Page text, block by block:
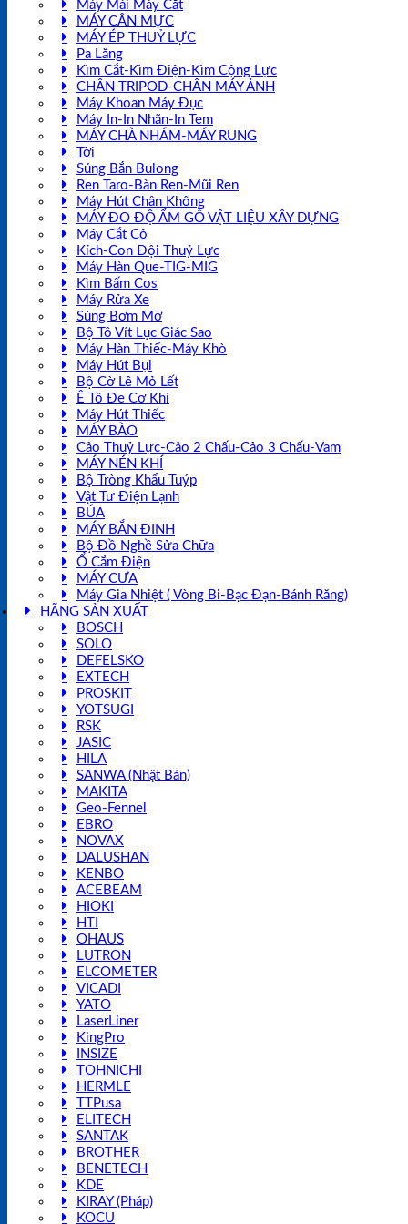
Máy Mài Máy Cắt
MÁY CÂN MỰC
MÁY ÉP THUỶ LỰC
Pa Lăng
Kìm Cắt-Kìm Điện-Kìm Cộng Lực
CHÂN TRIPOD-CHÂN MÁY ẢNH
Máy Khoan Máy Đục
Máy In-In Nhãn-In Tem
MÁY CHÀ NHÁM-MÁY RUNG
Tời
Súng Bắn Bulong
Ren Taro-Bàn Ren-Mũi Ren
Máy Hút Chân Không
MÁY ĐO ĐỘ ẨM GỖ VẬT LIỆU XÂY DỰNG
Máy Cắt Cỏ
Kích-Con Đội Thuỷ Lực
Máy Hàn Que-TIG-MIG
Kìm Bấm Cos
Máy Rửa Xe
Súng Bơm Mỡ
Bộ Tô Vít Lục Giác Sao
Máy Hàn Thiếc-Máy Khò
Máy Hút Bụi
Bộ Cờ Lê Mỏ Lết
Ê Tô Đe Cơ Khí
Máy Hút Thiếc
MÁY BÀO
Cảo Thuỷ Lực-Cảo 2 Chấu-Cảo 3 Chấu-Vam
MÁY NÉN KHÍ
Bộ Tròng Khẩu Tuýp
Vật Tư Điện Lạnh
BÚA
MÁY BẮN ĐINH
Bộ Đồ Nghề Sửa Chữa
Ổ Cắm Điện
MÁY CƯA
Máy Gia Nhiệt ( Vòng Bi-Bạc Đạn-Bánh Răng)
HÃNG SẢN XUẤT
BOSCH
SOLO
DEFELSKO
EXTECH
PROSKIT
YOTSUGI
RSK
JASIC
HILA
SANWA (Nhật Bản)
MAKITA
Geo-Fennel
EBRO
NOVAX
DALUSHAN
KENBO
ACEBEAM
HIOKI
HTI
OHAUS
LUTRON
ELCOMETER
VICADI
YATO
LaserLiner
KingPro
INSIZE
TOHNICHI
HERMLE
TTPusa
ELITECH
SANTAK
BROTHER
BENETECH
KDE
KIRAY (Pháp)
KOCU